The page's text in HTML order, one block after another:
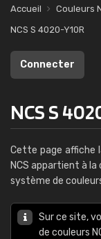
Accueil Couleurs
NCS S 4020-Y10R
Connecter
NCS S
Cette page affiche
NCS appartient à
système de
Sur ce site,
de couleurs